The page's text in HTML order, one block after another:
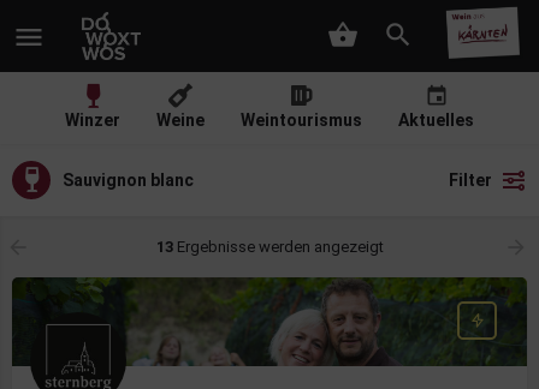
Winzer Weine Weintourismus Aktuelles
Sauvignon blanc Filter
13Ergebnisse werden angezeigt